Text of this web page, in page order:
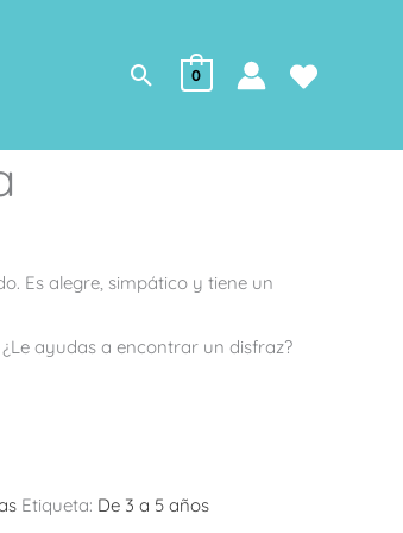
Buscar
0
Es alegre, simpático y tiene un
ayudas a encontrar un disfraz?
Etiqueta: De 3 a 5 años